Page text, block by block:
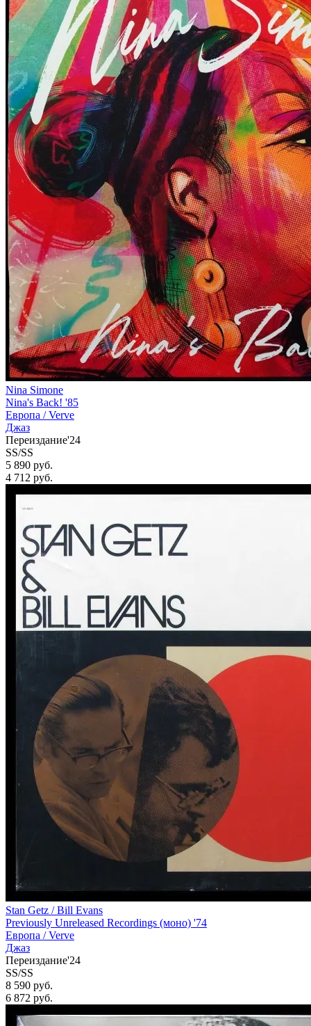
Nina Simone
Nina's Back! '85
Европа /Verve
Джаз
Переиздание'24
SS/SS
5 890 руб.
4 712 руб.
Stan Getz / Bill Evans
Previously Unreleased Recordings (моно) '74
Европа /Verve
Джаз
Переиздание'24
SS/SS
8 590 руб.
6 872 руб.